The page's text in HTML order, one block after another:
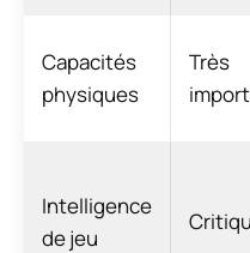
Capacités
physiques
Très
Intelligence
de jeu